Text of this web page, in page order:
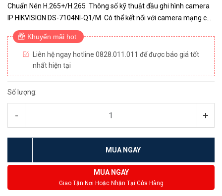
Chuẩn Nén H.265+/H.265 Thông số kỹ thuật đầu ghi hình camera
IP HIKVISION DS-7104NI-Q1/M Có thể kết nối với camera mạng của
bên thứ ba Có thể kết nối 4 camera mạng Nén H.2...
Khuyến mãi hot
Liên hệ ngay hotline 0828.011.011 để được báo giá tốt
nhất hiện tại
Số lượng:
- +
MUA NGAY
MUA NGAY
Giao Tận Nơi Hoặc Nhận Tại Cửa Hàng